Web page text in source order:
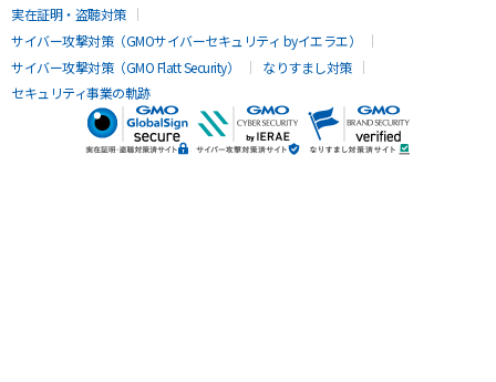
実在証明・盗聴対策
サイバー攻撃対策（GMOサイバーセキュリティ byイエラエ）
サイバー攻撃対策（GMO Flatt Security）
なりすまし対策
セキュリティ事業の軌跡